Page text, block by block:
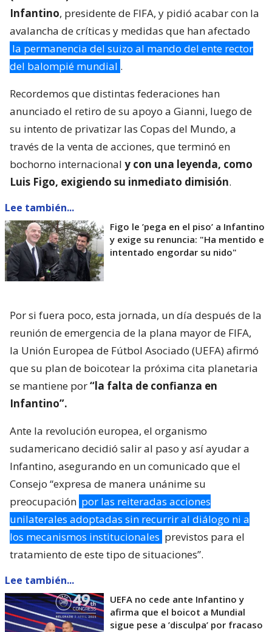
Infantino, presidente de FIFA, y pidió acabar con la
avalancha de críticas y medidas que han afectado
la permanencia del suizo al mando del ente rector
del balompié mundial .
Recordemos que distintas federaciones han
anunciado el retiro de su apoyo a Gianni, luego de
su intento de privatizar las Copas del Mundo, a
través de la venta de acciones, que terminó en
bochorno internacional y con una leyenda, como
Luis Figo, exigiendo su inmediato dimisión.
Lee también...
Figo le ’pega en el piso’ a Infantino
y exige su renuncia: "Ha mentido e
intentado engordar su nido"
Por si fuera poco, esta jornada, un día después de la
reunión de emergencia de la plana mayor de FIFA,
la Unión Europea de Fútbol Asociado (UEFA) afirmó
que su plan de boicotear la próxima cita planetaria
se mantiene por“la falta de confianza en
Infantino”.
Ante la revolución europea, el organismo
sudamericano decidió salir al paso y así ayudar a
Infantino, asegurando en un comunicado que el
Consejo “expresa de manera unánime su
preocupación por las reiteradas acciones
unilaterales adoptadas sin recurrir al diálogo ni a
los mecanismos institucionales previstos para el
tratamiento de este tipo de situaciones”.
Lee también...
UEFA no cede ante Infantino y
afirma que el boicot a Mundial
sigue pese a ’disculpa’ por fracaso